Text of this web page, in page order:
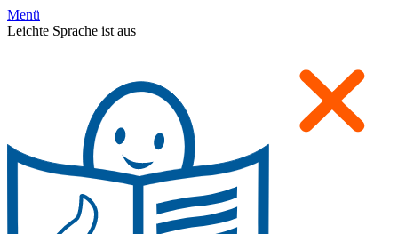
Menü
Leichte Sprache ist aus